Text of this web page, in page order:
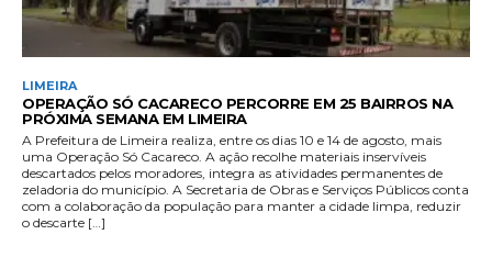
LIMEIRA
OPERAÇÃO SÓ CACARECO PERCORRE EM 25 BAIRROS NA
PRÓXIMA SEMANA EM LIMEIRA
A Prefeitura de Limeira realiza, entre os dias 10 e 14 de agosto, mais
uma Operação Só Cacareco. A ação recolhe materiais inservíveis
descartados pelos moradores, integra as atividades permanentes de
zeladoria do município. A Secretaria de Obras e Serviços Públicos conta
com a colaboração da população para manter a cidade limpa, reduzir
o descarte […]